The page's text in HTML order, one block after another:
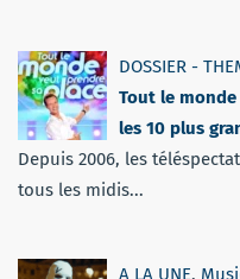
DOSSIER -
Tout le
les 10 plus
Depuis 2006, les
tous les midis...
A LA UNE,